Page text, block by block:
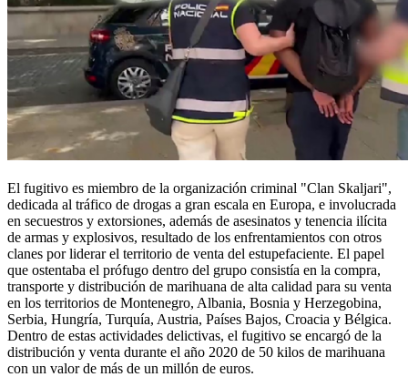
El fugitivo es miembro de la organización criminal "Clan Skaljari",
dedicada al tráfico de drogas a gran escala en Europa, e involucrada
en secuestros y extorsiones, además de asesinatos y tenencia ilícita
de armas y explosivos, resultado de los enfrentamientos con otros
clanes por liderar el territorio de venta del estupefaciente. El papel
que ostentaba el prófugo dentro del grupo consistía en la compra,
transporte y distribución de marihuana de alta calidad para su venta
en los territorios de Montenegro, Albania, Bosnia y Herzegobina,
Serbia, Hungría, Turquía, Austria, Países Bajos, Croacia y Bélgica.
Dentro de estas actividades delictivas, el fugitivo se encargó de la
distribución y venta durante el año 2020 de 50 kilos de marihuana
con un valor de más de un millón de euros.